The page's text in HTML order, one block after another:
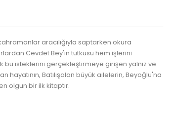
aracılığıyla saptarken okura
Cevdet Bey'in tutkusu hem işlerini
isteklerini gerçekleştirmeye girişen yalnız ve
Batılışalan büyük ailelerin, Beyoğlu'na
olgun bir ilk kitaptır.